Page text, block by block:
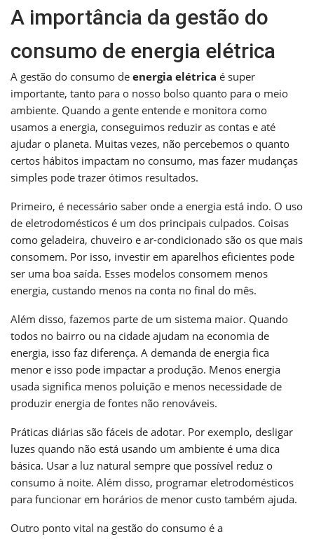
A importância da gestão do
consumo de energia elétrica
A gestão do consumo de energia elétrica é super
importante, tanto para o nosso bolso quanto para o meio
ambiente. Quando a gente entende e monitora como
usamos a energia, conseguimos reduzir as contas e até
ajudar o planeta. Muitas vezes, não percebemos o quanto
certos hábitos impactam no consumo, mas fazer mudanças
simples pode trazer ótimos resultados.
Primeiro, é necessário saber onde a energia está indo. O uso
de eletrodomésticos é um dos principais culpados. Coisas
como geladeira, chuveiro e ar-condicionado são os que mais
consomem. Por isso, investir em aparelhos eficientes pode
ser uma boa saída. Esses modelos consomem menos
energia, custando menos na conta no final do mês.
Além disso, fazemos parte de um sistema maior. Quando
todos no bairro ou na cidade ajudam na economia de
energia, isso faz diferença. A demanda de energia fica
menor e isso pode impactar a produção. Menos energia
usada significa menos poluição e menos necessidade de
produzir energia de fontes não renováveis.
Práticas diárias são fáceis de adotar. Por exemplo, desligar
luzes quando não está usando um ambiente é uma dica
básica. Usar a luz natural sempre que possível reduz o
consumo à noite. Além disso, programar eletrodomésticos
para funcionar em horários de menor custo também ajuda.
Outro ponto vital na gestão do consumo é a